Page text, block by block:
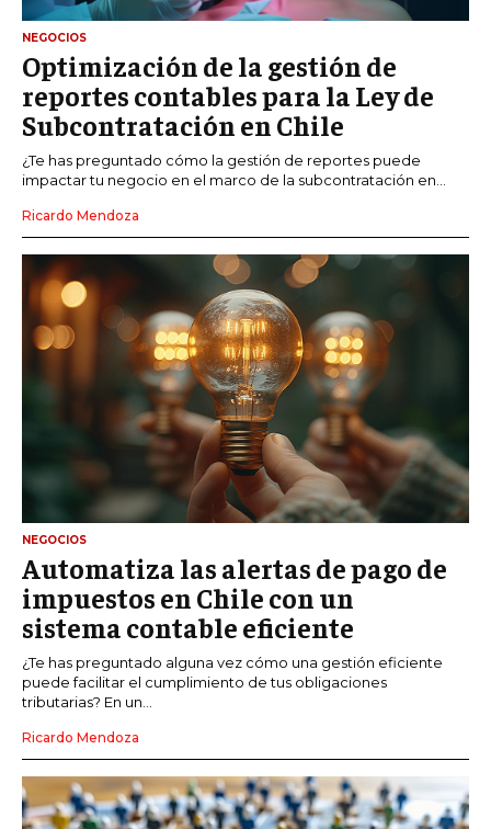
NEGOCIOS
Optimización de la gestión de
reportes contables para la Ley de
Subcontratación en Chile
¿Te has preguntado cómo la gestión de reportes puede
impactar tu negocio en el marco de la subcontratación en...
Ricardo Mendoza
NEGOCIOS
Automatiza las alertas de pago de
impuestos en Chile con un
sistema contable eficiente
¿Te has preguntado alguna vez cómo una gestión eficiente
puede facilitar el cumplimiento de tus obligaciones
tributarias? En un...
Ricardo Mendoza